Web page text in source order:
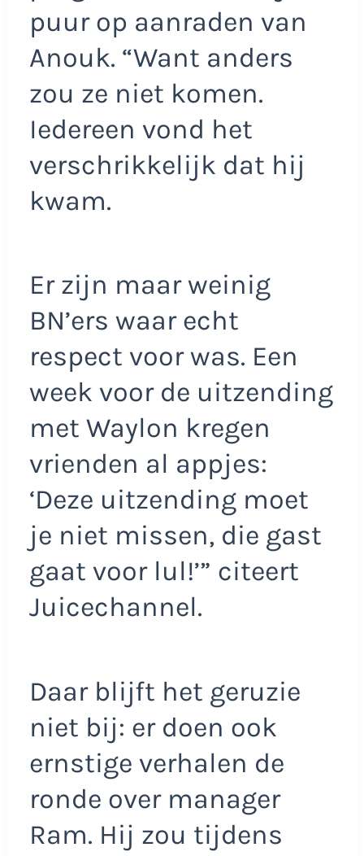
puur op aanraden van
Anouk. “Want anders
zou ze niet komen.
Iedereen vond het
verschrikkelijk dat hij
kwam.
Er zijn maar weinig
BN’ers waar echt
respect voor was. Een
week voor de uitzending
met Waylon kregen
vrienden al appjes:
‘Deze uitzending moet
je niet missen, die gast
gaat voor lul!’” citeert
Juicechannel.
Daar blijft het geruzie
niet bij: er doen ook
ernstige verhalen de
ronde over manager
Ram. Hij zou tijdens